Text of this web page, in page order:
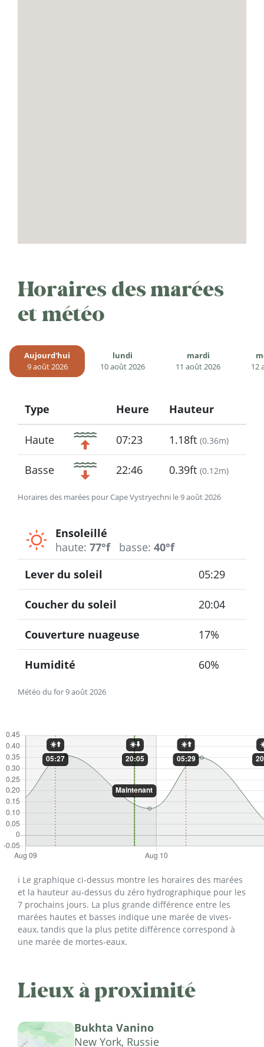
Horaires des marées
et météo
Aujourd'hui
9 août 2026
lundi
10 août 2026
mardi
11 août 2026
12
Horaires des marées pour Cape Vystryechni le 9 août 2026
Type
Icon
Heure Hauteur
Haute 07:23 1.18ft (0.36m)
Basse 22:46 0.39ft (0.12m)
Ensoleillé
haute: 77°f basse: 40°f
Météo du for 9 août 2026
Lever du soleil 05:29
Coucher du soleil 20:04
Couverture nuageuse 17%
Humidité 60%
ℹ️ Le graphique ci-dessus montre les horaires des marées
et la hauteur au-dessus du zéro hydrographique pour les
7 prochains jours. La plus grande différence entre les
marées hautes et basses indique une marée de vives-
eaux, tandis que la plus petite différence correspond à
une marée de mortes-eaux.
Lieux à proximité
Bukhta Vanino
New York, Russie